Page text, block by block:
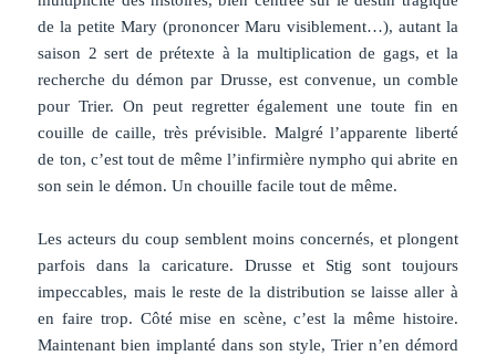
de la petite Mary (prononcer Maru visiblement…), autant la
saison 2 sert de prétexte à la multiplication de gags, et la
recherche du démon par Drusse, est convenue, un comble
pour Trier. On peut regretter également une toute fin en
couille de caille, très prévisible. Malgré l’apparente liberté
de ton, c’est tout de même l’infirmière nympho qui abrite en
son sein le démon. Un chouille facile tout de même.
Les acteurs du coup semblent moins concernés, et plongent
parfois dans la caricature. Drusse et Stig sont toujours
impeccables, mais le reste de la distribution se laisse aller à
en faire trop. Côté mise en scène, c’est la même histoire.
Maintenant bien implanté dans son style, Trier n’en démord